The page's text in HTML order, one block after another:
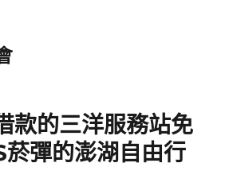
款的三洋服務站免
彈的澎湖自由行